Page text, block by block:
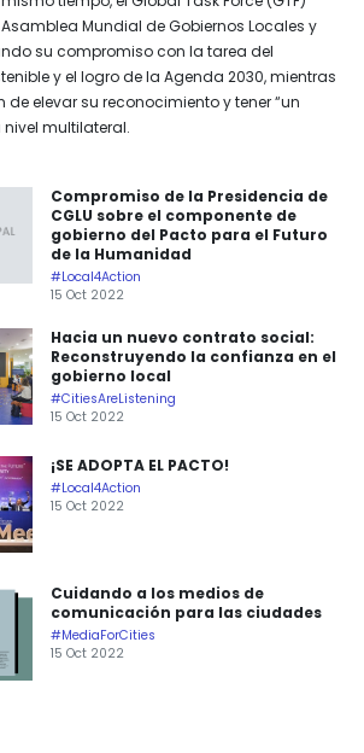
Mundial de Gobiernos Locales y
su compromiso con la tarea del
y el logro de la Agenda 2030, mientras
elevar su reconocimiento y tener “un
multilateral.
Compromiso de la Presidencia de
CGLU sobre el componente de
gobierno del Pacto para el Futuro
de la Humanidad
#Local4Action
15 Oct 2022
Hacia un nuevo contrato social:
Reconstruyendo la confianza en el
gobierno local
#CitiesAreListening
15 Oct 2022
¡SE ADOPTA EL PACTO!
#Local4Action
15 Oct 2022
Cuidando a los medios de
comunicación para las ciudades
#MediaForCities
15 Oct 2022